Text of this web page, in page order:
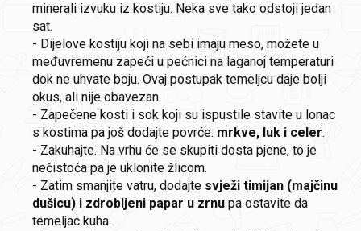
minerali izvuku iz kostiju. Neka sve tako odstoji jedan
sat.
- Dijelove kostiju koji na sebi imaju meso, možete u
međuvremenu zapeći u pećnici na laganoj temperaturi
dok ne uhvate boju. Ovaj postupak temeljcu daje bolji
okus, ali nije obavezan.
- Zapečene kosti i sok koji su ispustile stavite u lonac
s kostima pa još dodajte povrće: mrkve, luk i celer.
- Zakuhajte. Na vrhu će se skupiti dosta pjene, to je
nečistoća pa je uklonite žlicom.
- Zatim smanjite vatru, dodajte svježi timijan (majčinu
dušicu) i zdrobljeni papar u zrnu pa ostavite da
temeljac kuha.